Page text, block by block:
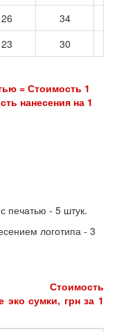
26 34
23 30
= Стоимость 1
нанесения на 1
печатью - 5 штук.
логотипа - 3
Стоимость
эко сумки, грн за 1